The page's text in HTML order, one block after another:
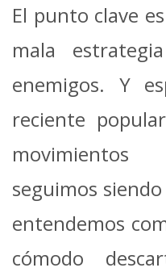
El punto clave
mala
enemigos. Y
reciente
movimientos
seguimos
entendemos
cómodo